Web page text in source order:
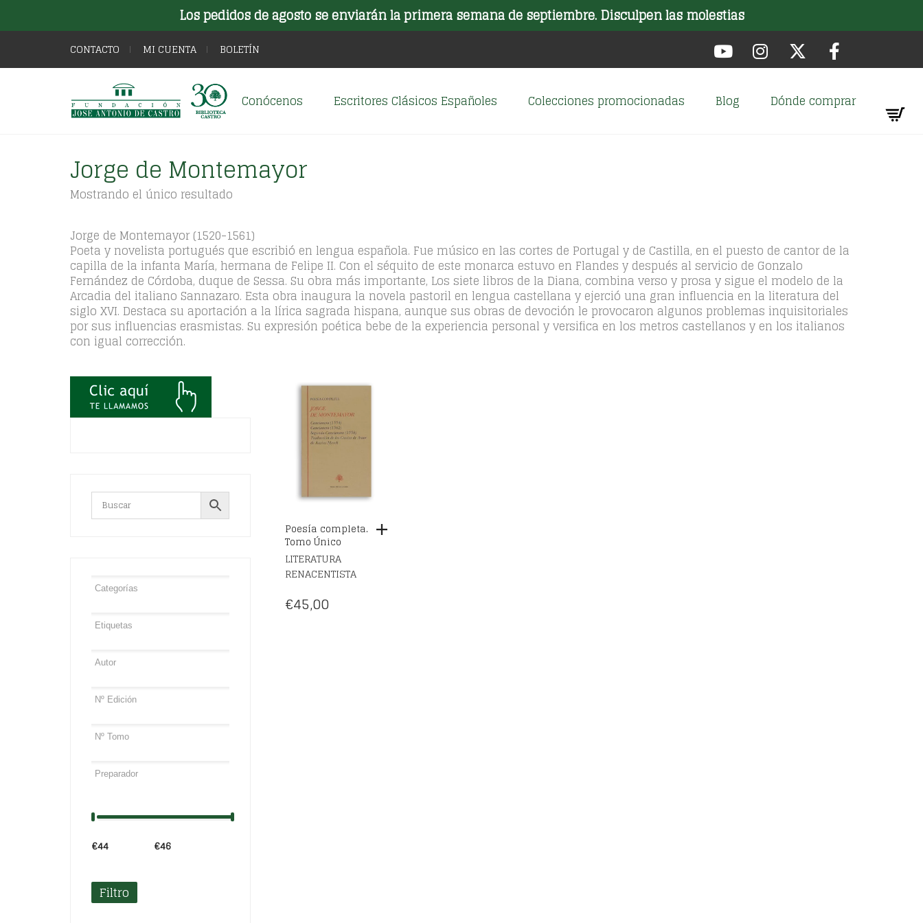
Los pedidos de agosto se enviarán la primera semana de septiembre. Disculpen las molestias
CONTACTO MI CUENTA BOLETÍN
Conócenos Escritores Clásicos Españoles Colecciones promocionadas Blog Dónde comprar
Jorge de Montemayor
Mostrando el único resultado
Jorge de Montemayor (1520-1561)
Poeta y novelista portugués que escribió en lengua española. Fue músico en las cortes de Portugal y de Castilla, en el puesto de cantor de la
capilla de la infanta María, hermana de Felipe II. Con el séquito de este monarca estuvo en Flandes y después al servicio de Gonzalo
Fernández de Córdoba, duque de Sessa. Su obra más importante, Los siete libros de la Diana, combina verso y prosa y sigue el modelo de la
Arcadia del italiano Sannazaro. Esta obra inaugura la novela pastoril en lengua castellana y ejerció una gran influencia en la literatura del
siglo XVI. Destaca su aportación a la lírica sagrada hispana, aunque sus obras de devoción le provocaron algunos problemas inquisitoriales
por sus influencias erasmistas. Su expresión poética bebe de la experiencia personal y versifica en los metros castellanos y en los italianos
con igual corrección.
Poesía completa.
Tomo Único
LITERATURA
RENACENTISTA
€45,00
€44 €46
Filtro